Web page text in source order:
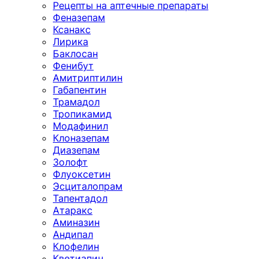
Рецепты на аптечные препараты
Феназепам
Ксанакс
Лирика
Баклосан
Фенибут
Амитриптилин
Габапентин
Трамадол
Тропикамид
Модафинил
Клоназепам
Диазепам
Золофт
Флуоксетин
Эсциталопрам
Тапентадол
Атаракс
Аминазин
Андипал
Клофелин